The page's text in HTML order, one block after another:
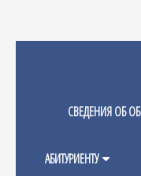
СВЕДЕНИЯ ОБ
АБИТУРИЕНТУ